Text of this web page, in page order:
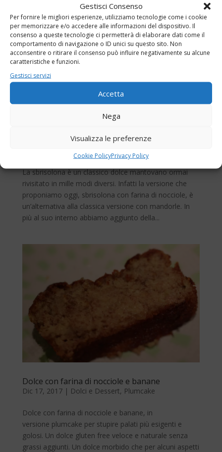
Gestisci Consenso
Per fornire le migliori esperienze, utilizziamo tecnologie come i cookie
per memorizzare e/o accedere alle informazioni del dispositivo. Il
consenso a queste tecnologie ci permetterà di elaborare dati come il
comportamento di navigazione o ID unici su questo sito. Non
acconsentire o ritirare il consenso può influire negativamente su alcune
caratteristiche e funzioni.
Gestisci servizi
Accetta
Nega
Visualizza le preferenze
Cookie PolicyPrivacy Policy
La sbrisolona è un classico dolce mantovano ormai
rivisitato in mille modi diversi. Infatti la versione che
proponiamo oggi, sbrisolona con farina di nocciole, è
un’alternativa alla classica versione con mandorle. In
più al suo interno abbiamo aggiunto della...
Dolce con farina di nocciole e banane
Dic 17, 2017| Dolci e Dessert, Plumcake
Dolce con farina di nocciole e banane, in
versione plumcake per stupire palati più esigenti e
golosi. Un dolce gluten free veloce e naturale senza
grassi aggiunti. Un dolce morbido che per alcuni aspetti